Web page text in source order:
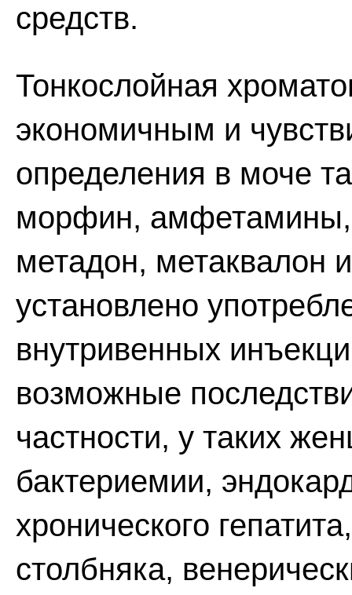
средств.
Тонкослойная
экономичным и
определения в моче
морфин, амфетамины,
метадон, метаквалон
установлено
внутривенных
возможные
частности, у таких
бактериемии,
хронического
столбняка,